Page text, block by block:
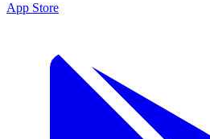
App Store